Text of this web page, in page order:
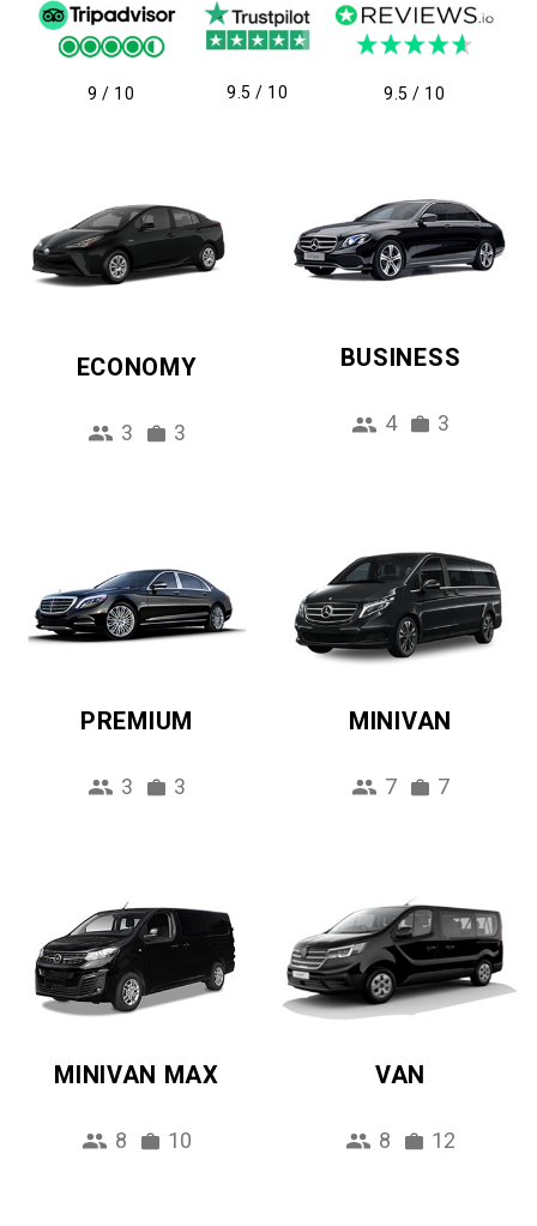
9 / 10 9.5 / 10 9.5 / 10
ECONOMY
3 3
BUSINESS
4 3
PREMIUM
3 3
MINIVAN
7 7
MINIVAN MAX
8 10
VAN
8 12